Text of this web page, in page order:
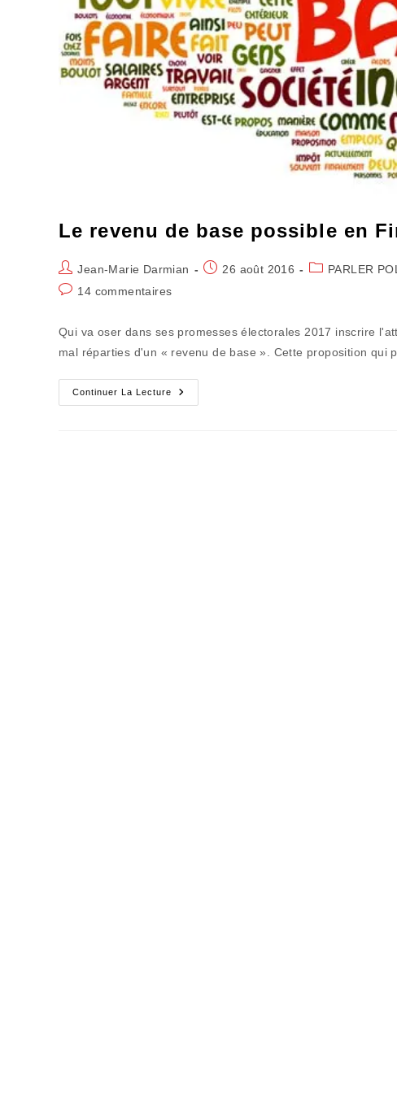
Le revenu de base possible en
Auteur/autrice
de
Jean-Marie Darmian
Publication
26 août 2016
PostPARLER
Commentaires
publication :
14 commentaires
Qui va oser dans ses promesses électorales 2017 inscrire
mal réparties d'un « revenu de base ». Cette proposition qui
Continuer La Lecture
Le
Revenu